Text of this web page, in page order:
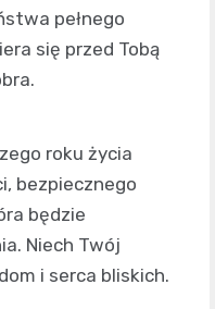
pełnego
się przed Tobą
roku życia
bezpiecznego
będzie
Niech Twój
i serca bliskich.